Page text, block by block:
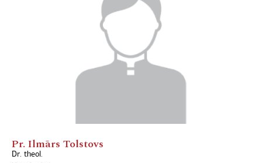
Pr. Ilmārs Tolstovs
Dr. theol.